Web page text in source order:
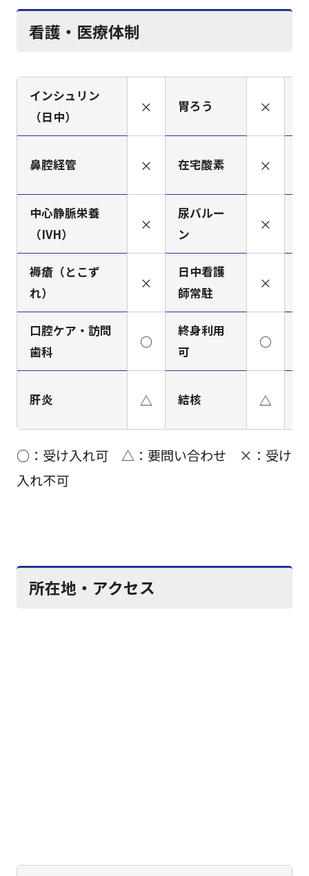
看護・医療体制
インシュリン
（日中）
× 胃ろう ×
鼻腔経管 × 在宅酸素 ×
中心静脈栄養
（IVH）
×
尿バルー
ン
×
褥瘡（とこず
れ）
×
日中看護
師常駐
×
口腔ケア・訪問
歯科
○
終身利用
可
○
肝炎 △ 結核 △
○：受け入れ可 △：要問い合わせ ×：受け
入れ不可
所在地・アクセス